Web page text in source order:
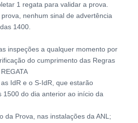
1 regata para validar a prova.
nenhum sinal de advertência
1400.
inspeções a qualquer momento por
do cumprimento das Regras
IdR e o S-IdR, que estarão
1500 do dia anterior ao início da
da Prova, nas instalações da ANL;